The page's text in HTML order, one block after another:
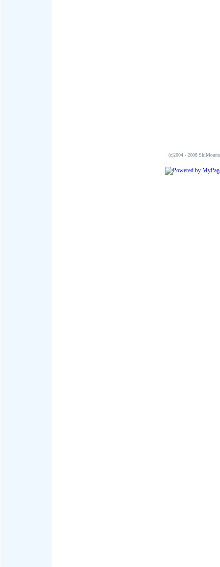
(c)2004 - 2008